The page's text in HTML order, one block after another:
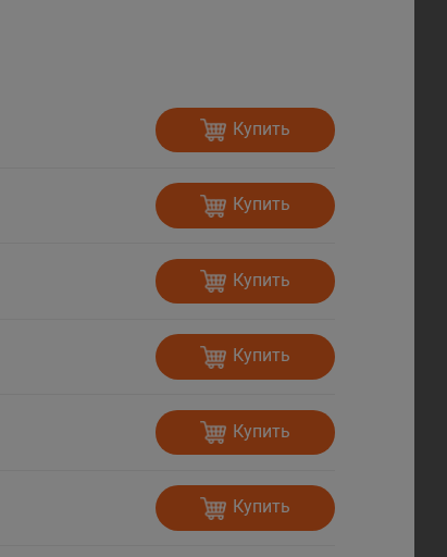
Купить
Купить
Купить
Купить
Купить
Купить